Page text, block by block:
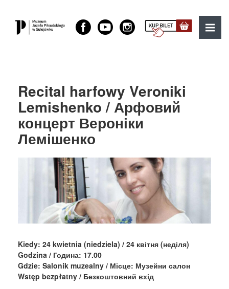
Muzeum Józefa Piłsudskiego w Sulejówku
MENU
Recital harfowy Veroniki
Lemishenko / Арфовий
концерт Вероніки
Лемішенко
Kiedy: 24 kwietnia (niedziela) / 24 квітня (неділя)
Godzina / Година: 17.00
Gdzie: Salonik muzealny / Місце: Музейни салон
Wstęp bezpłatny / Безкоштовний вхід